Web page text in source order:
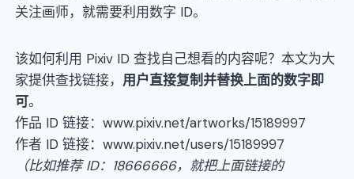
关注画师，就需要利用数字 ID。
该如何利用 Pixiv ID 查找自己想看的内容呢？本文为大
家提供查找链接， 用户直接复制并替换上面的数字即
可。
作品 ID 链接：www.pixiv.net/artworks/15189997
作者 ID 链接：www.pixiv.net/users/15189997
（比如推荐 ID：18666666， 就把上面链接的